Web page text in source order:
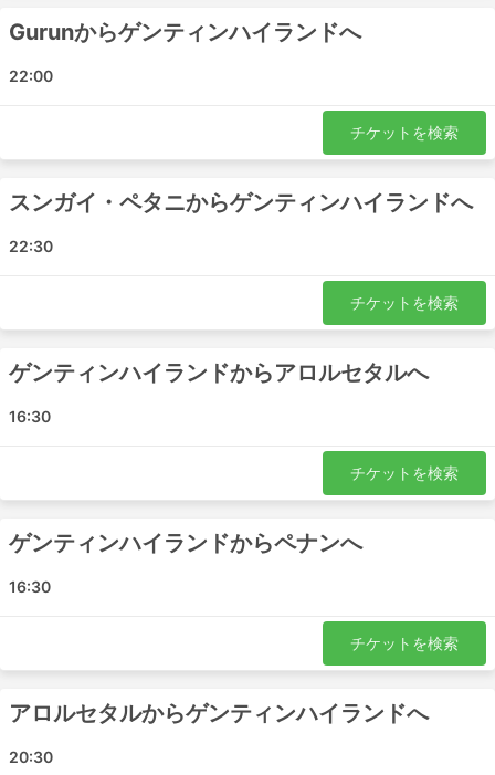
に、週末やハイシーズン、祝祭日にこの傾向が強いで
特定のルートや人気の高い時期には、事前の予約が必
要な場合があります。バスターミナルに行けば次のバ
スに乗れるとは限りませんので、お気を付けくださ
い。
Gurunからゲンティンハイランドへ
22:00
チケットを検索
スンガイ・ペタニからゲンティンハイランドへ
22:30
チケットを検索
ゲンティンハイランドからアロルセタルへ
16:30
チケットを検索
ゲンティンハイランドからペナンへ
16:30
チケットを検索
アロルセタルからゲンティンハイランドへ
20:30